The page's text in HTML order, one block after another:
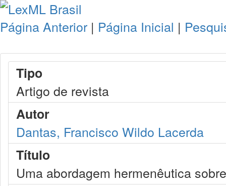
Página Anterior | Página Inicial |
Tipo
Artigo de revista
Autor
Dantas, Francisco Wildo Lacerda
Título
Uma abordagem hermenêutica